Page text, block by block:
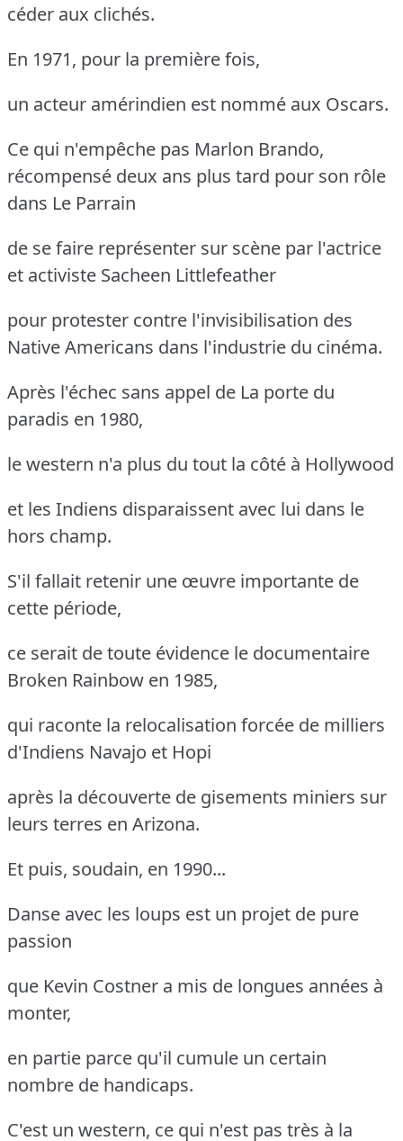
céder aux clichés.
En 1971, pour la première fois,
un acteur amérindien est nommé aux Oscars.
Ce qui n'empêche pas Marlon Brando,
récompensé deux ans plus tard pour son rôle
dans Le Parrain
de se faire représenter sur scène par l'actrice
et activiste Sacheen Littlefeather
pour protester contre l'invisibilisation des
Native Americans dans l'industrie du cinéma.
Après l'échec sans appel de La porte du
paradis en 1980,
le western n'a plus du tout la côté à Hollywood
et les Indiens disparaissent avec lui dans le
hors champ.
S'il fallait retenir une œuvre importante de
cette période,
ce serait de toute évidence le documentaire
Broken Rainbow en 1985,
qui raconte la relocalisation forcée de milliers
d'Indiens Navajo et Hopi
après la découverte de gisements miniers sur
leurs terres en Arizona.
Et puis, soudain, en 1990...
Danse avec les loups est un projet de pure
passion
que Kevin Costner a mis de longues années à
monter,
en partie parce qu'il cumule un certain
nombre de handicaps.
C'est un western, ce qui n'est pas très à la